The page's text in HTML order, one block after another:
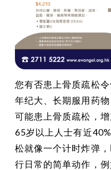
您有否患上骨质疏松
年纪大、长期服用药
可能患上骨质疏松，
65岁以上人士有近40%
松就像一个计时炸弹
行日常的简单动作，